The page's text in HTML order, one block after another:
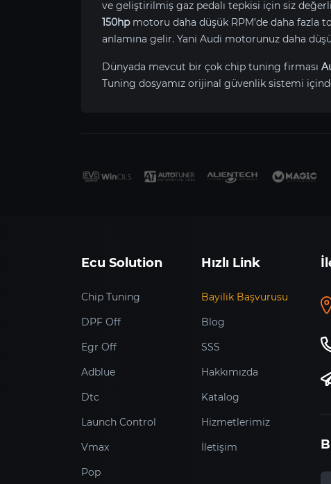
ve geliştirilmiş gaz pedalı tepkisi için siz
150hpmotoru daha düşük RPM’de daha fazla
anlamına gelir. Yani Audi motorunuz daha
Dünyada mevcut bir çok chip tuning firması
Tuning dosyamız orijinal güvenlik sistemi
Ecu Solution
Chip Tuning
DPF Off
Egr Off
Adblue
Dtc
Launch Control
Vmax
Pop
Hızlı Link
Bayilik Başvurusu
Blog
SSS
Hakkımızda
Katalog
Hizmetlerimiz
İletişim